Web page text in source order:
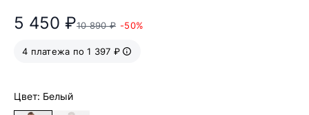
5 450 ₽10 890 ₽ -50%
4 платежа по 1 397 ₽
Цвет: Белый